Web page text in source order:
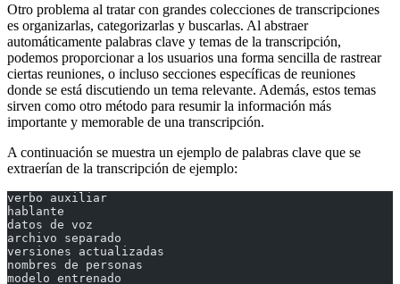
Otro problema al tratar con grandes colecciones de transcripciones
es organizarlas, categorizarlas y buscarlas. Al abstraer
automáticamente palabras clave y temas de la transcripción,
podemos proporcionar a los usuarios una forma sencilla de rastrear
ciertas reuniones, o incluso secciones específicas de reuniones
donde se está discutiendo un tema relevante. Además, estos temas
sirven como otro método para resumir la información más
importante y memorable de una transcripción.
A continuación se muestra un ejemplo de palabras clave que se
extraerían de la transcripción de ejemplo:
verbo auxiliar
hablante
datos de voz
archivo separado
versiones actualizadas
nombres de personas
modelo entrenado